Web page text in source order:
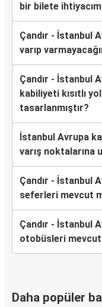
bir bilete ihtiyacım
Çandır - İstanbul
varıp
Çandır - İstanbul
kabiliyeti kısıtlı
tasarlanmıştır?
İstanbul Avrupa
varış noktalarına
Çandır - İstanbul
seferleri mevcut
Çandır - İstanbul
otobüsleri
Daha popüler